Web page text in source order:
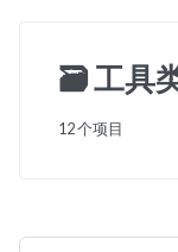
🗃️工具
12 个项目